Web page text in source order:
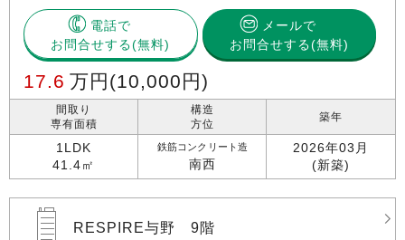
電話で
お問合せする
メールで
お問合せする(無料)
17.6 万円 (10,000円)
間取り
専有面積
1LDK
41.4㎡
構造
方位
鉄筋コンクリート造
南西
築年
2026年03月
(新築)
RESPIRE与野 9階